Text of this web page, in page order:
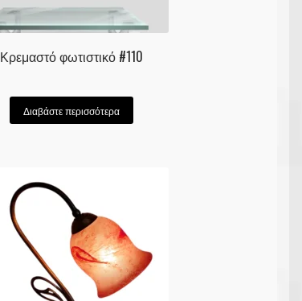
Κρεμαστό φωτιστικό #110
Διαβάστε περισσότερα